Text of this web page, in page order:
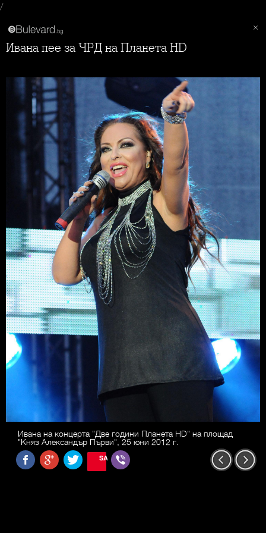
/
Ивана пее за ЧРД на Планета HD
Ивана на концерта "Две години Планета HD" на площад
"Княз Александър Първи", 25 юни 2012 г.
SAVE